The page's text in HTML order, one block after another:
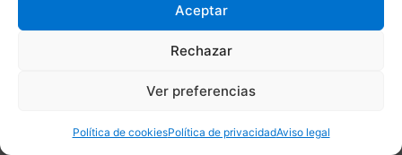
Aceptar
Rechazar
Ver preferencias
Política de cookiesPolítica de privacidadAviso legal